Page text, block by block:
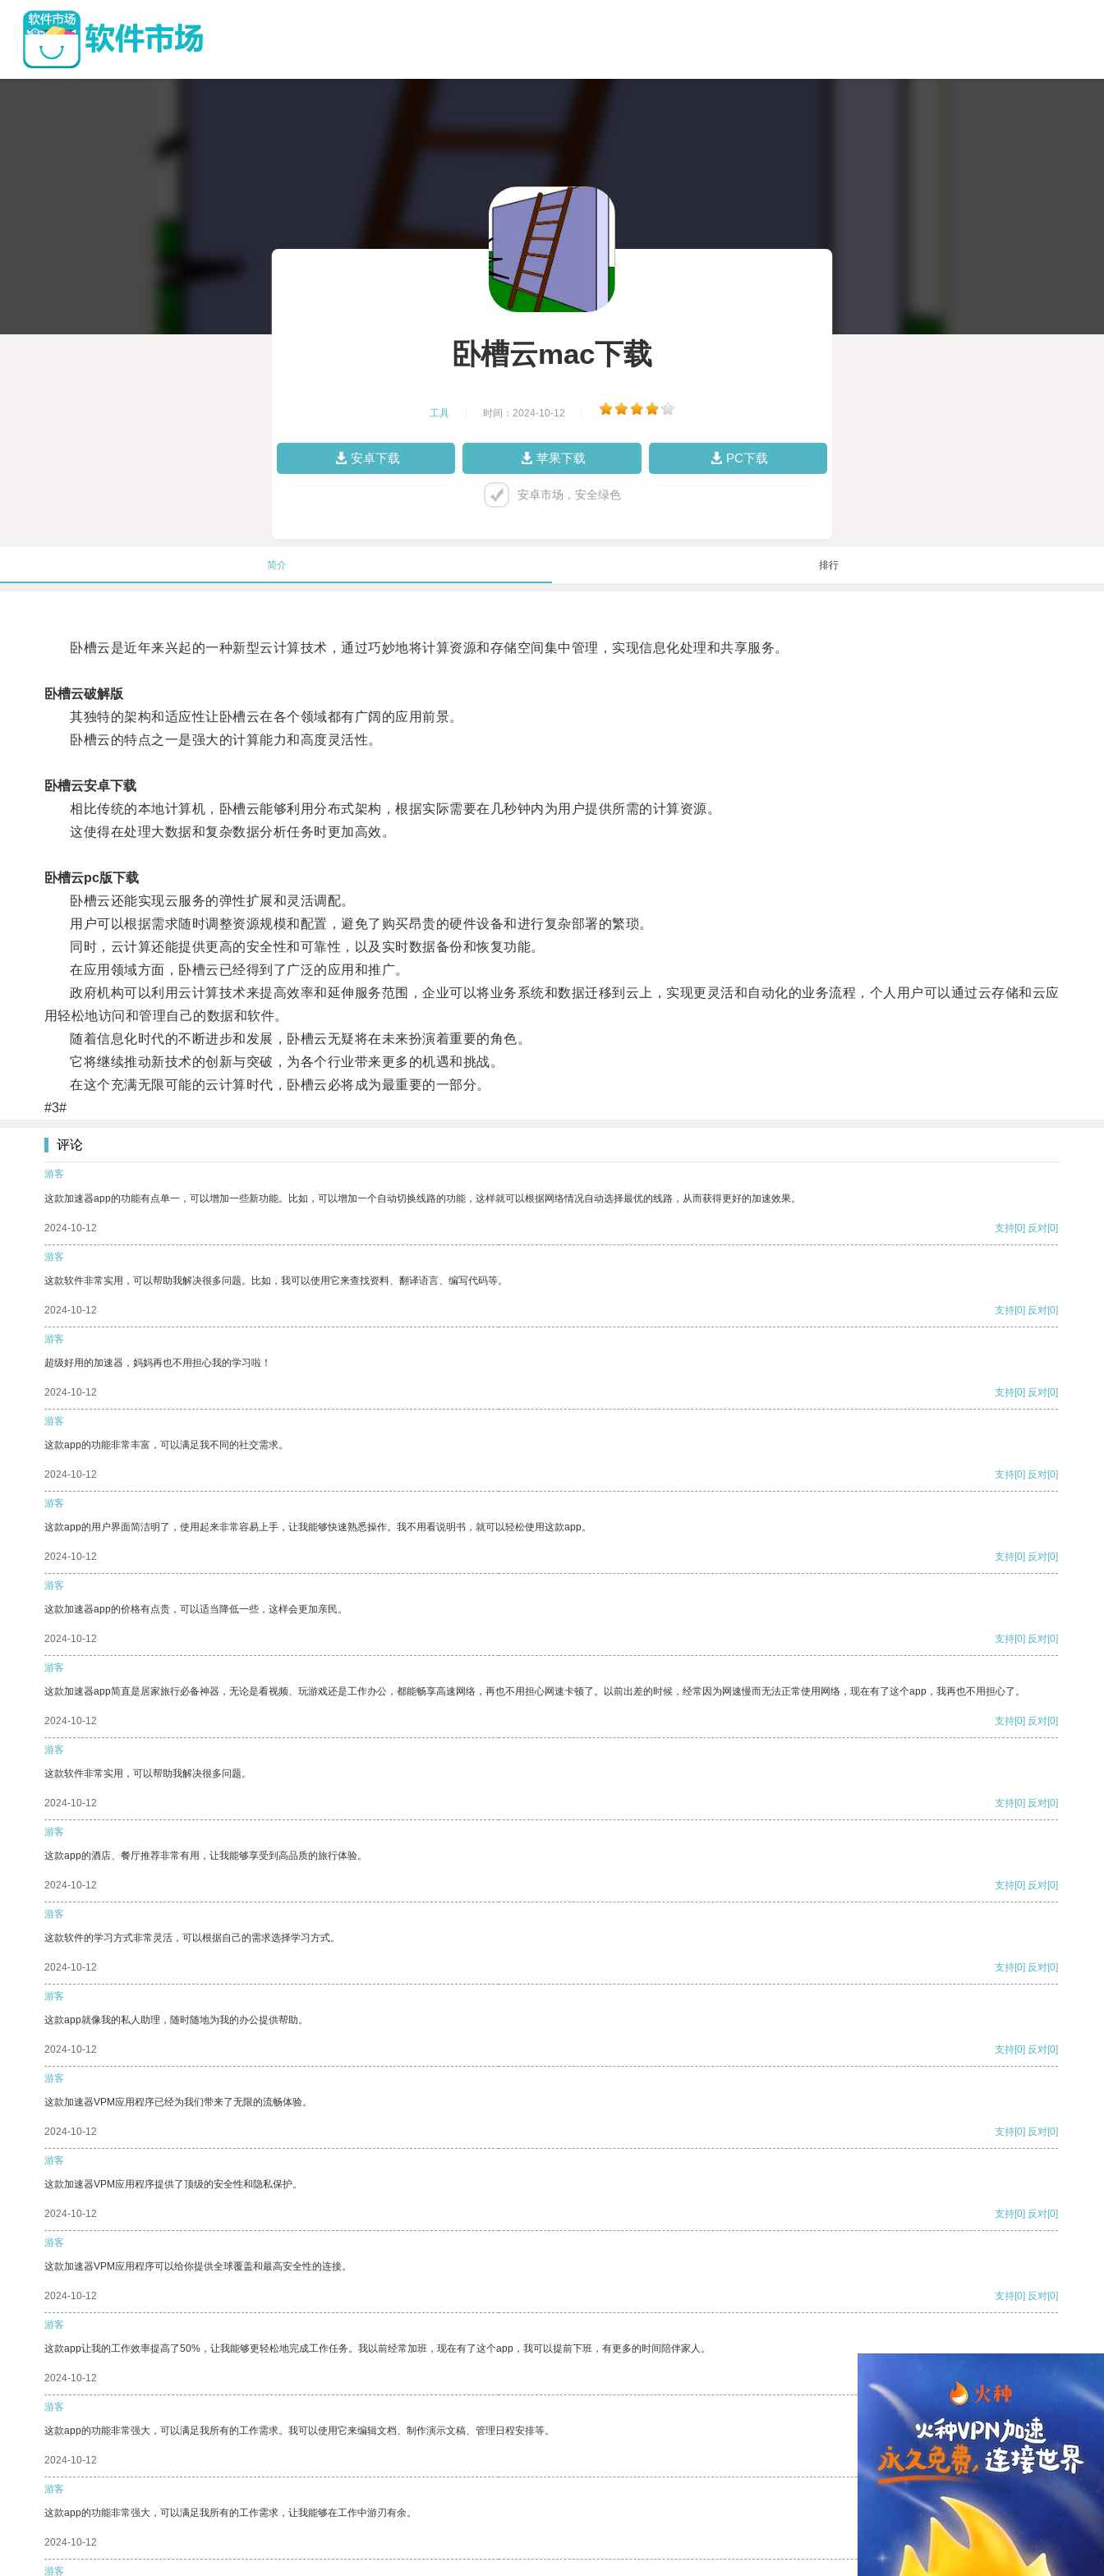
卧槽云mac下载
工具 时间：2024-10-12
安卓下载 苹果下载 PC下载
安卓市场，安全绿色
简介 排行
卧槽云是近年来兴起的一种新型云计算技术，通过巧妙地将计算资源和存储空间集中管理，实现信息化处理和共享服务。
卧槽云破解版
其独特的架构和适应性让卧槽云在各个领域都有广阔的应用前景。
卧槽云的特点之一是强大的计算能力和高度灵活性。
卧槽云安卓下载
相比传统的本地计算机，卧槽云能够利用分布式架构，根据实际需要在几秒钟内为用户提供所需的计算资源。
这使得在处理大数据和复杂数据分析任务时更加高效。
卧槽云pc版下载
卧槽云还能实现云服务的弹性扩展和灵活调配。
用户可以根据需求随时调整资源规模和配置，避免了购买昂贵的硬件设备和进行复杂部署的繁琐。
同时，云计算还能提供更高的安全性和可靠性，以及实时数据备份和恢复功能。
在应用领域方面，卧槽云已经得到了广泛的应用和推广。
政府机构可以利用云计算技术来提高效率和延伸服务范围，企业可以将业务系统和数据迁移到云上，实现更灵活和自动化的业务流程，个人用户可以通过云存储和云应
用轻松地访问和管理自己的数据和软件。
随着信息化时代的不断进步和发展，卧槽云无疑将在未来扮演着重要的角色。
它将继续推动新技术的创新与突破，为各个行业带来更多的机遇和挑战。
在这个充满无限可能的云计算时代，卧槽云必将成为最重要的一部分。
#3#
评论
游客
这款加速器app的功能有点单一，可以增加一些新功能。比如，可以增加一个自动切换线路的功能，这样就可以根据网络情况自动选择最优的线路，从而获得更好的加速效果。
2024-10-12 支持[0] 反对[0]
游客
这款软件非常实用，可以帮助我解决很多问题。比如，我可以使用它来查找资料、翻译语言、编写代码等。
2024-10-12 支持[0] 反对[0]
游客
超级好用的加速器，妈妈再也不用担心我的学习啦！
2024-10-12 支持[0] 反对[0]
游客
这款app的功能非常丰富，可以满足我不同的社交需求。
2024-10-12 支持[0] 反对[0]
游客
这款app的用户界面简洁明了，使用起来非常容易上手，让我能够快速熟悉操作。我不用看说明书，就可以轻松使用这款app。
2024-10-12 支持[0] 反对[0]
游客
这款加速器app的价格有点贵，可以适当降低一些，这样会更加亲民。
2024-10-12 支持[0] 反对[0]
游客
这款加速器app简直是居家旅行必备神器，无论是看视频、玩游戏还是工作办公，都能畅享高速网络，再也不用担心网速卡顿了。以前出差的时候，经常因为网速慢而无法正常使用网络，现在有了这个app，我再也不用担心了。
2024-10-12 支持[0] 反对[0]
游客
这款软件非常实用，可以帮助我解决很多问题。
2024-10-12 支持[0] 反对[0]
游客
这款app的酒店、餐厅推荐非常有用，让我能够享受到高品质的旅行体验。
2024-10-12 支持[0] 反对[0]
游客
这款软件的学习方式非常灵活，可以根据自己的需求选择学习方式。
2024-10-12 支持[0] 反对[0]
游客
这款app就像我的私人助理，随时随地为我的办公提供帮助。
2024-10-12 支持[0] 反对[0]
游客
这款加速器VPM应用程序已经为我们带来了无限的流畅体验。
2024-10-12 支持[0] 反对[0]
游客
这款加速器VPM应用程序提供了顶级的安全性和隐私保护。
2024-10-12 支持[0] 反对[0]
游客
这款加速器VPM应用程序可以给你提供全球覆盖和最高安全性的连接。
2024-10-12 支持[0] 反对[0]
游客
这款app让我的工作效率提高了50%，让我能够更轻松地完成工作任务。我以前经常加班，现在有了这个app，我可以提前下班，有更多的时间陪伴家人。
2024-10-12
游客
这款app的功能非常强大，可以满足我所有的工作需求。我可以使用它来编辑文档、制作演示文稿、管理日程安排等。
2024-10-12 支持 [0] 反对[0]
游客
这款app的功能非常强大，可以满足我所有的工作需求，让我能够在工作中游刃有余。
2024-10-12 支持[0] 反对
游客